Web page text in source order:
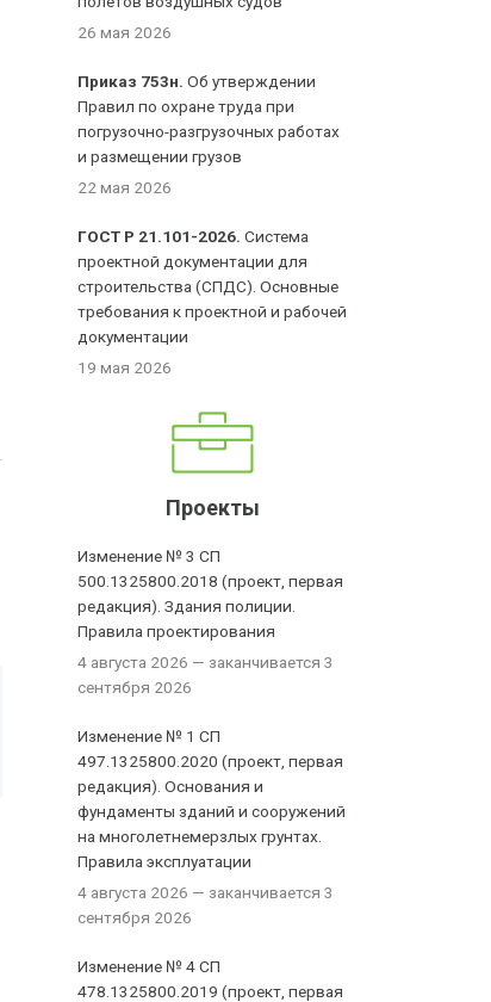
26 мая 2026
Приказ 753н. Об утверждении
Правил по охране труда при
погрузочно-разгрузочных работах
и размещении грузов
22 мая 2026
ГОСТ Р 21.101-2026. Система
проектной документации для
строительства (СПДС). Основные
требования к проектной и рабочей
документации
19 мая 2026
Проекты
Изменение № 3 СП
500.1325800.2018 (проект, первая
редакция). Здания полиции.
Правила проектирования
4 августа 2026 — заканчивается 3
сентября 2026
Изменение № 1 СП
497.1325800.2020 (проект, первая
редакция). Основания и
фундаменты зданий и сооружений
на многолетнемерзлых грунтах.
Правила эксплуатации
4 августа 2026 — заканчивается 3
сентября 2026
Изменение № 4 СП
478.1325800.2019 (проект, первая